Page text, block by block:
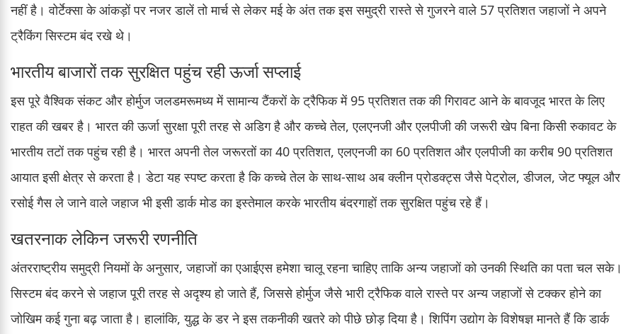
नहीं है। वोर्टेक्सा के आंकड़ों पर नजर डालें तो मार्च से लेकर मई के अंत तक इस समुद्री रास्ते से गुजरने वाले 57 प्रतिशत जहाजों ने अपने
ट्रैकिंग सिस्टम बंद रखे थे।
भारतीय बाजारों तक सुरक्षित पहुंच रही ऊर्जा सप्लाई
इस पूरे वैश्विक संकट और होर्मुज जलडमरूमध्य में सामान्य टैंकरों के ट्रैफिक में 95 प्रतिशत तक की गिरावट आने के बावजूद भारत के लिए
राहत की खबर है। भारत की ऊर्जा सुरक्षा पूरी तरह से अडिग है और कच्चे तेल, एलएनजी और एलपीजी की जरूरी खेप बिना किसी रुकावट के
भारतीय तटों तक पहुंच रही है। भारत अपनी तेल जरूरतों का 40 प्रतिशत, एलएनजी का 60 प्रतिशत और एलपीजी का करीब 90 प्रतिशत
आयात इसी क्षेत्र से करता है। डेटा यह स्पष्ट करता है कि कच्चे तेल के साथ-साथ अब क्लीन प्रोडक्ट्स जैसे पेट्रोल, डीजल, जेट फ्यूल और
रसोई गैस ले जाने वाले जहाज भी इसी डार्क मोड का इस्तेमाल करके भारतीय बंदरगाहों तक सुरक्षित पहुंच रहे हैं।
खतरनाक लेकिन जरूरी रणनीति
अंतरराष्ट्रीय समुद्री नियमों के अनुसार, जहाजों का एआईएस हमेशा चालू रहना चाहिए ताकि अन्य जहाजों को उनकी स्थिति का पता चल सके।
सिस्टम बंद करने से जहाज पूरी तरह से अदृश्य हो जाते हैं, जिससे होर्मुज जैसे भारी ट्रैफिक वाले रास्ते पर अन्य जहाजों से टक्कर होने का
जोखिम कई गुना बढ़ जाता है। हालांकि, युद्ध के डर ने इस तकनीकी खतरे को पीछे छोड़ दिया है। शिपिंग उद्योग के विशेषज्ञ मानते हैं कि डार्क